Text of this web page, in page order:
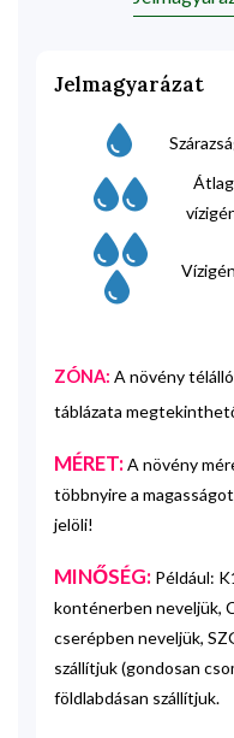
Jelmagyarázat
ZÓNA: A növény
táblázata
MÉRET:A növény
többnyire a
jelöli!
MINŐSÉG: Például:
konténerben neveljük,
cserépben neveljük,
szállítjuk (gondosan
földlabdásan szállítjuk.